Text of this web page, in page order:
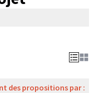
des propositions par :